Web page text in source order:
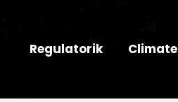
Regulatorik Climate